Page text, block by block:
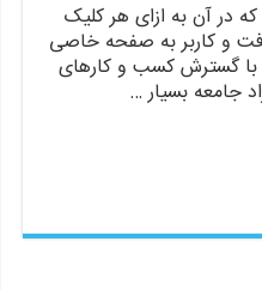
در آن به ازای هر کلیک
و کاربر به صفحه خاصی
با گسترش کسب‌ و کارهای
جامعه بسیار …